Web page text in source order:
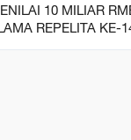
10 MILIAR
REPELITA KE-